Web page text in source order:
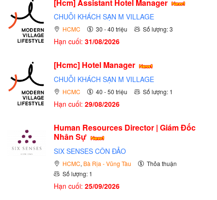
[Hcm] Assistant Hotel Manager
CHUỖI KHÁCH SẠN M VILLAGE
HCMC 30 - 40 triệu Số lượng: 3
Hạn cuối: 31/08/2026
[Hcmc] Hotel Manager
CHUỖI KHÁCH SẠN M VILLAGE
HCMC 40 - 50 triệu Số lượng: 1
Hạn cuối: 29/08/2026
Human Resources Director | Giám Đốc
Nhân Sự
SIX SENSES CÔN ĐẢO
HCMC, Bà Rịa - Vũng Tàu
Thỏa thuận
Số lượng: 1
Hạn cuối: 25/09/2026